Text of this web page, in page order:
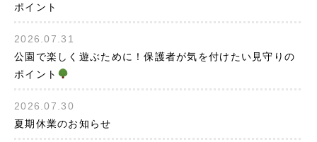
ポイント
2026.07.31
公園で楽しく遊ぶために！保護者が気を付けたい見守りの
ポイント
2026.07.30
夏期休業のお知らせ